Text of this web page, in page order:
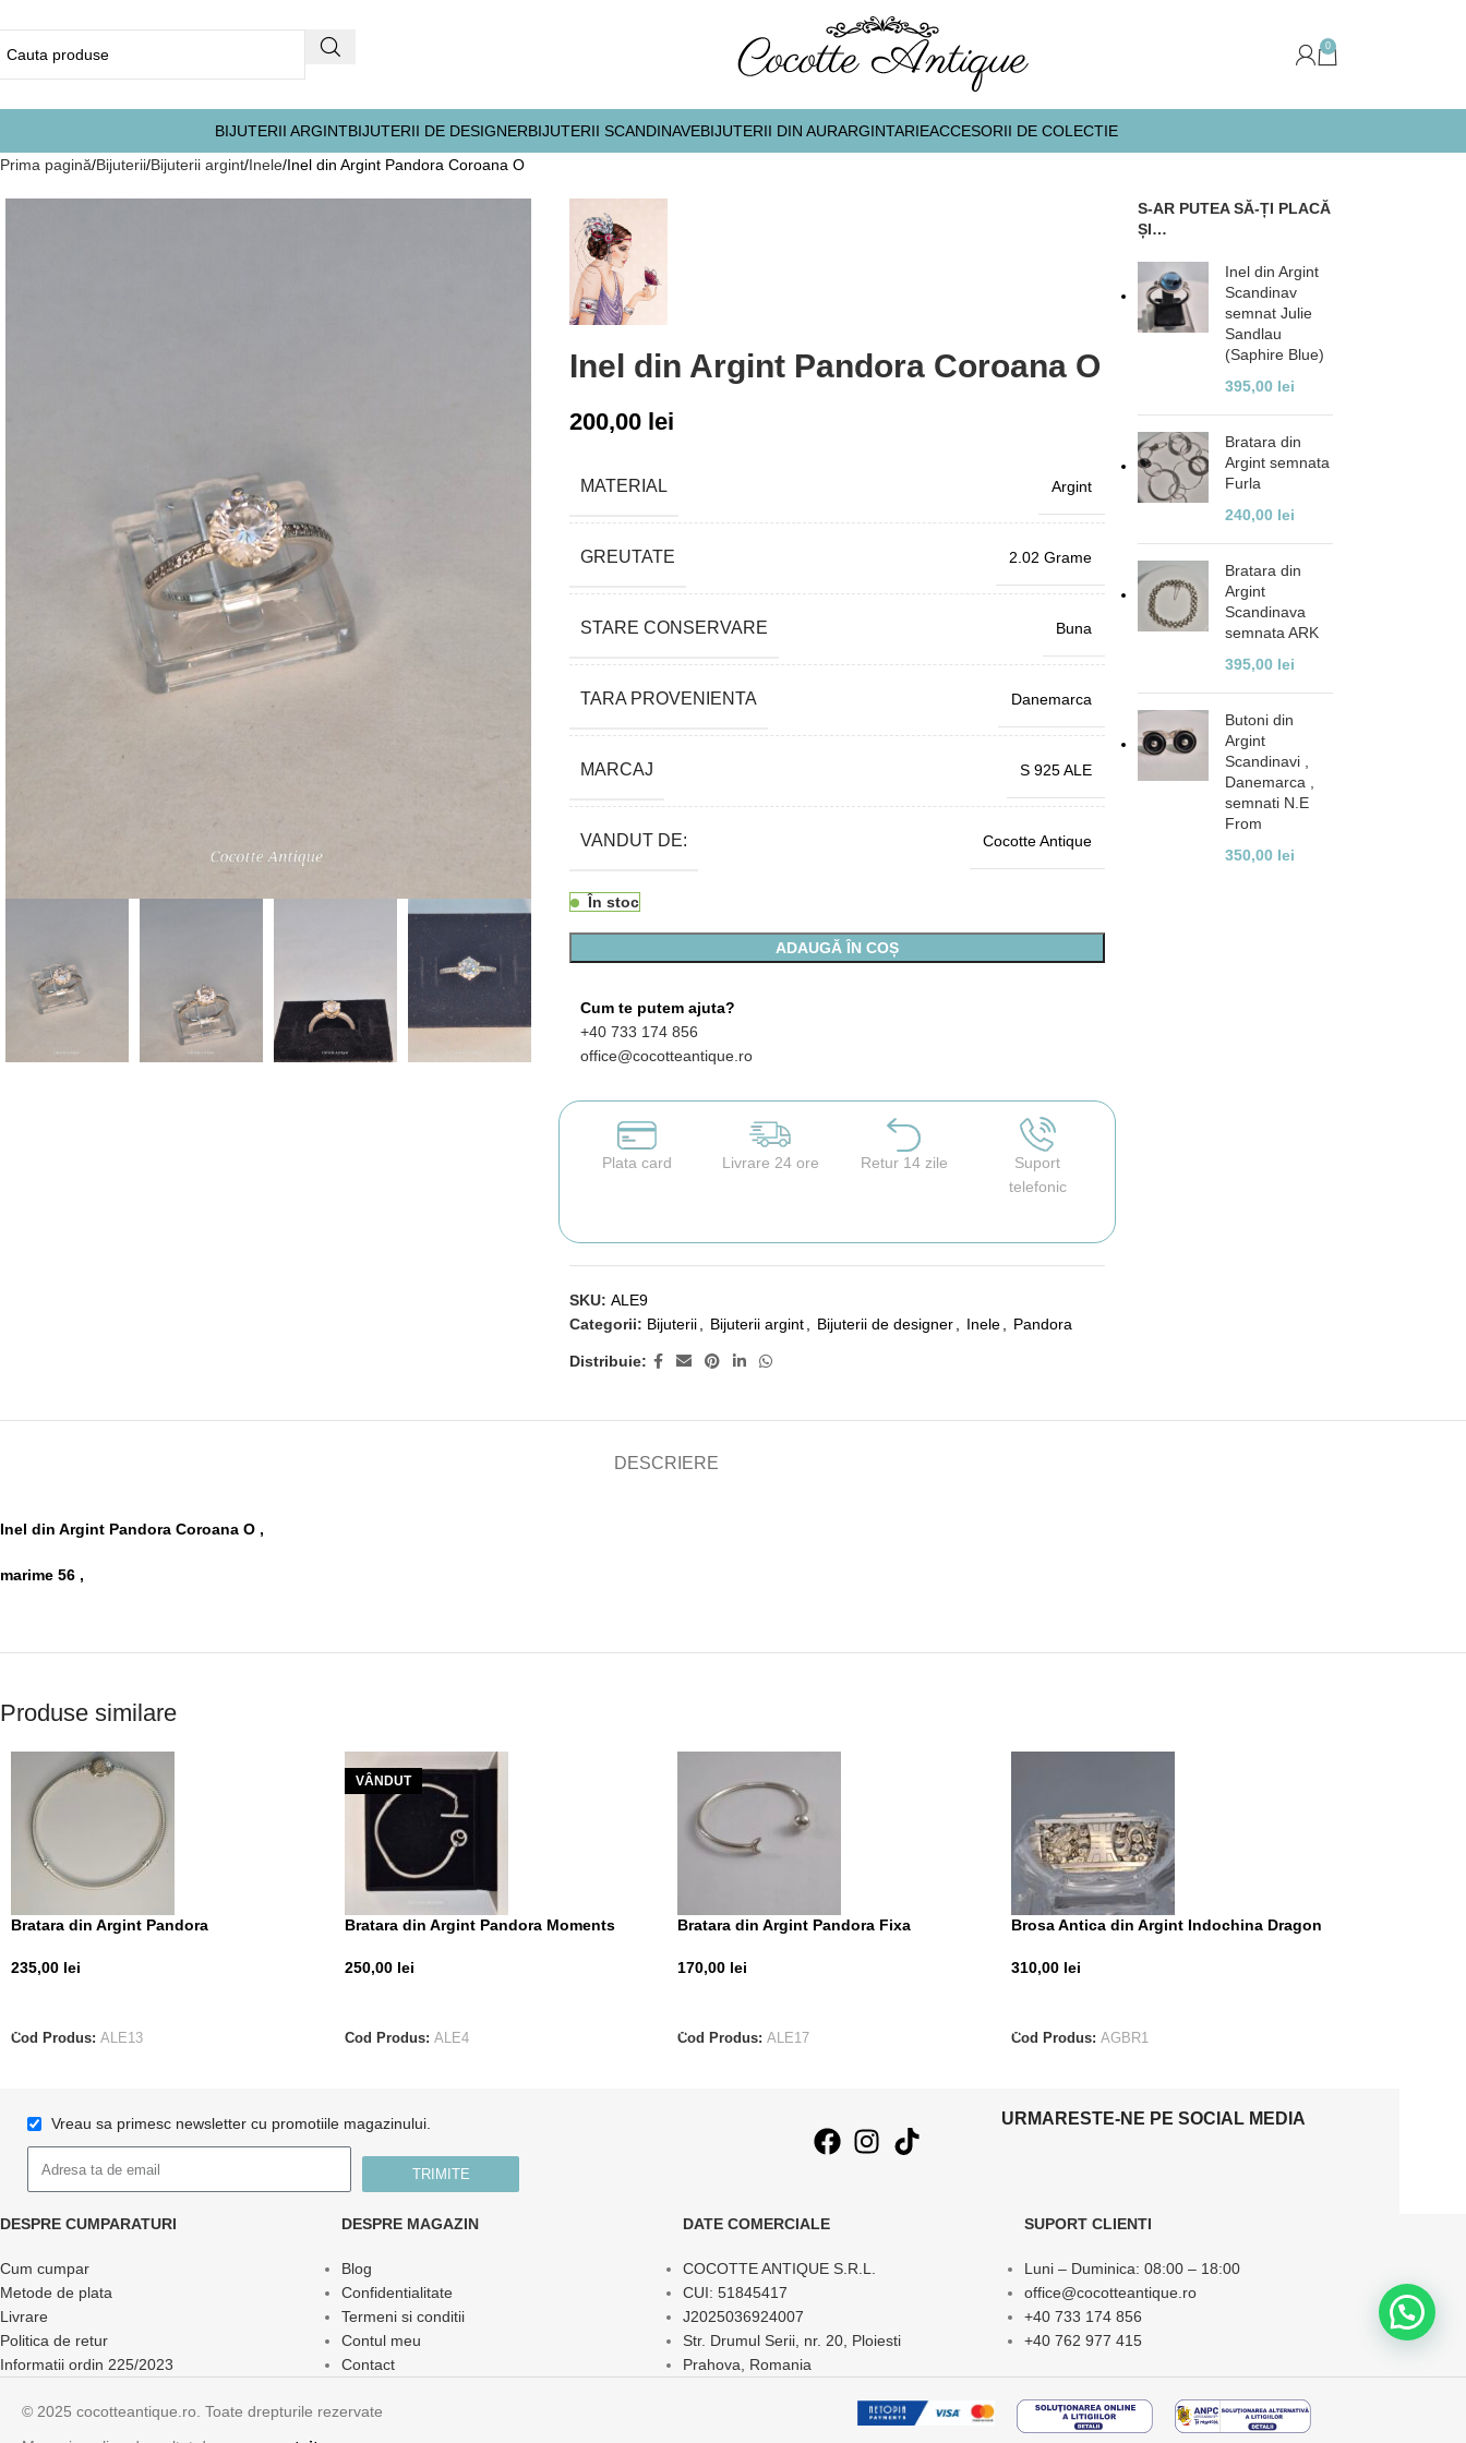
0
BIJUTERII ARGINTBIJUTERII DE DESIGNERBIJUTERII SCANDINAVEBIJUTERII DIN AURARGINTARIEACCESORII DE COLECTIE
Prima pagină Bijuterii Bijuterii argint Inele Inel din Argint Pandora Coroana O
Inel din Argint Pandora Coroana O
200,00 lei
MATERIAL Argint
GREUTATE 2.02 Grame
STARE CONSERVARE Buna
TARA PROVENIENTA Danemarca
MARCAJ S 925 ALE
VANDUT DE: Cocotte Antique
În stoc
ADAUGĂ ÎN COȘ
Cum te putem ajuta?
+40 733 174 856
office@cocotteantique.ro
Plata card Livrare 24 ore Retur 14 zile
Suport
telefonic
SKU: ALE9
Categorii: Bijuterii Bijuterii argint Bijuterii de designer Inele Pandora
Distribuie:
S-AR PUTEA SĂ-ȚI PLACĂ
ȘI…
Inel din Argint
Scandinav
semnat Julie
Sandlau
(Saphire Blue)
395,00 lei
Bratara din
Argint semnata
Furla
240,00 lei
Bratara din
Argint
Scandinava
semnata ARK
395,00 lei
Butoni din
Argint
Scandinavi ,
Danemarca ,
semnati N.E
From
350,00 lei
DESCRIERE
Inel din Argint Pandora Coroana O ,
marime 56 ,
Produse similare
Bratara din Argint Pandora
235,00 lei
Cod Produs: ALE13
VÂNDUT
Bratara din Argint Pandora Moments
250,00 lei
Cod Produs: ALE4
Bratara din Argint Pandora Fixa
170,00 lei
Cod Produs: ALE17
Brosa Antica din Argint Indochina Dragon
310,00 lei
Cod Produs: AGBR1
Vreau sa primesc newsletter cu promotiile magazinului.
TRIMITE
URMARESTE-NE PE SOCIAL MEDIA
DESPRE CUMPARATURI
Cum cumpar
Metode de plata
Livrare
Politica de retur
Informatii ordin 225/2023
DESPRE MAGAZIN
Blog
Confidentialitate
Termeni si conditii
Contul meu
Contact
DATE COMERCIALE
COCOTTE ANTIQUE S.R.L.
CUI: 51845417
J2025036924007
Str. Drumul Serii, nr. 20, Ploiesti
Prahova, Romania
SUPORT CLIENTI
Luni – Duminica: 08:00 – 18:00
office@cocotteantique.ro
+40 733 174 856
+40 762 977 415
© 2025 cocotteantique.ro. Toate drepturile rezervate